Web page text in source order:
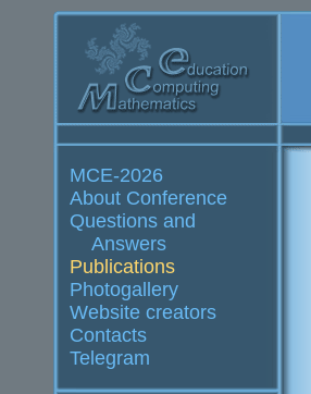
MCE-2026
About Conference
Questions and
Answers
Publications
Photogallery
Website creators
Contacts
Telegram